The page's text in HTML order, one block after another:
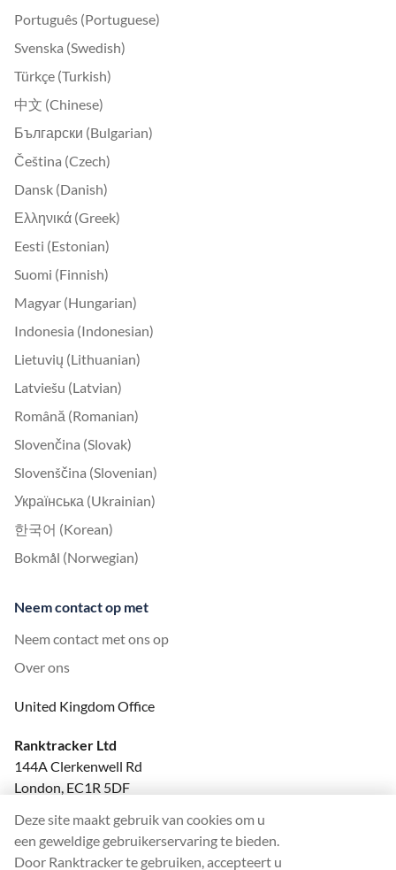
Português (Portuguese)
Svenska (Swedish)
Türkçe (Turkish)
中文 (Chinese)
Български (Bulgarian)
Čeština (Czech)
Dansk (Danish)
Ελληνικά (Greek)
Eesti (Estonian)
Suomi (Finnish)
Magyar (Hungarian)
Indonesia (Indonesian)
Lietuvių (Lithuanian)
Latviešu (Latvian)
Română (Romanian)
Slovenčina (Slovak)
Slovenščina (Slovenian)
Українська (Ukrainian)
한국어 (Korean)
Bokmål (Norwegian)
Neem contact op met
Neem contact met ons op
Over ons
United Kingdom Office
Ranktracker Ltd
144A Clerkenwell Rd
London, EC1R 5DF
felix@ranktracker.com
Deze site maakt gebruik van cookies om u
een geweldige gebruikerservaring te bieden.
Door Ranktracker te gebruiken, accepteert u